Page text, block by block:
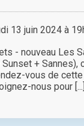
13 juin 2024 à
- nouveau Les
+ Sannes),
vous de cette
nous pour [...]